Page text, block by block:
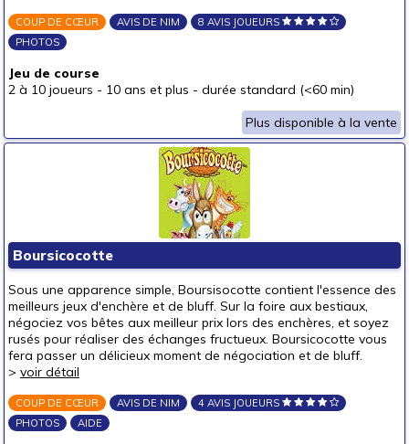
COUP DE CŒUR AVIS DE NIM
8 AVIS JOUEURS
PHOTOS
Jeu de course
2 à 10 joueurs - 10 ans et plus - durée standard (<60 min)
Plus disponible à la vente
Boursicocotte
Sous une apparence simple, Boursisocotte contient l'essence des
meilleurs jeux d'enchère et de bluff. Sur la foire aux bestiaux,
négociez vos bêtes aux meilleur prix lors des enchères, et soyez
rusés pour réaliser des échanges fructueux. Boursicocotte vous
fera passer un délicieux moment de négociation et de bluff.
> voir détail
COUP DE CŒUR AVIS DE NIM
4 AVIS JOUEURS
PHOTOS
AIDE